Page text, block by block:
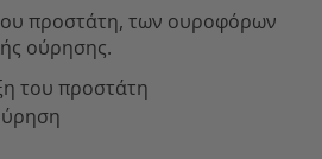
προστάτη, των ουροφόρων
ούρησης.
του προστάτη